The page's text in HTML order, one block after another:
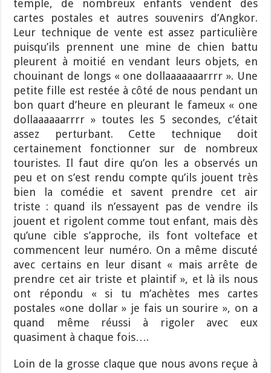
temple, de nombreux enfants vendent des
cartes postales et autres souvenirs d’Angkor.
Leur technique de vente est assez particulière
puisqu’ils prennent une mine de chien battu
pleurent à moitié en vendant leurs objets, en
chouinant de longs « one dollaaaaaaarrrr ». Une
petite fille est restée à côté de nous pendant un
bon quart d’heure en pleurant le fameux « one
dollaaaaaarrrr » toutes les 5 secondes, c’était
assez perturbant. Cette technique doit
certainement fonctionner sur de nombreux
touristes. Il faut dire qu’on les a observés un
peu et on s’est rendu compte qu’ils jouent très
bien la comédie et savent prendre cet air
triste : quand ils n’essayent pas de vendre ils
jouent et rigolent comme tout enfant, mais dès
qu’une cible s’approche, ils font volteface et
commencent leur numéro. On a même discuté
avec certains en leur disant « mais arrête de
prendre cet air triste et plaintif », et là ils nous
ont répondu « si tu m’achètes mes cartes
postales «one dollar » je fais un sourire », on a
quand même réussi à rigoler avec eux
quasiment à chaque fois….
Loin de la grosse claque que nous avons reçue à